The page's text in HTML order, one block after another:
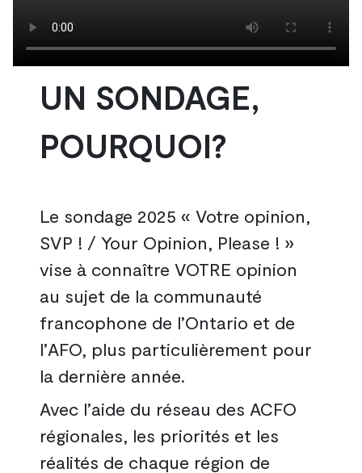
UN SONDAGE,
POURQUOI?
Le sondage 2025 « Votre opinion,
SVP ! / Your Opinion, Please ! »
vise à connaître VOTRE opinion
au sujet de la communauté
francophone de l’Ontario et de
l’AFO, plus particulièrement pour
la dernière année.
Avec l’aide du réseau des ACFO
régionales, les priorités et les
réalités de chaque région de